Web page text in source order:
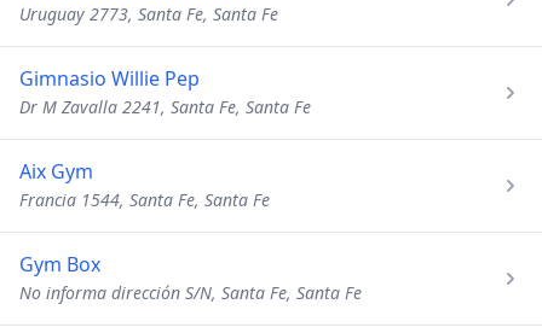
Uruguay 2773, Santa Fe, Santa Fe
Gimnasio Willie Pep
Dr M Zavalla 2241, Santa Fe, Santa Fe
Aix Gym
Francia 1544, Santa Fe, Santa Fe
Gym Box
No informa dirección S/N, Santa Fe, Santa Fe